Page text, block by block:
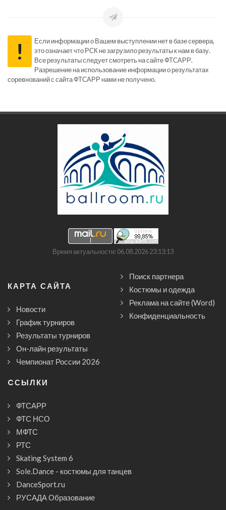
!
Если информации о Вашем выступлении нет в базе сервера,
это означает что РСК не загрузило результаты к нам в базу.
Все результаты следует смотреть на сайте ФТСАРР.
Разрешение на использование информации о результатах
соревнований с сайта ФТСАРР нами не получено.
Время актуальности: 06.08.2026 23:13:13
КАРТА САЙТА
Новости
График турниров
Результаты турниров
Он-лайн результаты
Чемпионат России 2026
Поиск партнера
Костюмы и одежда
Реклама на сайте (Word)
Конфиденциальность
CСЫЛКИ
ФТСАРР
ФТС НСО
МФТС
РТС
Skating System 6
Sole.Dance - костюмы для танцев
DanceSport.ru
РУСАДА Образование